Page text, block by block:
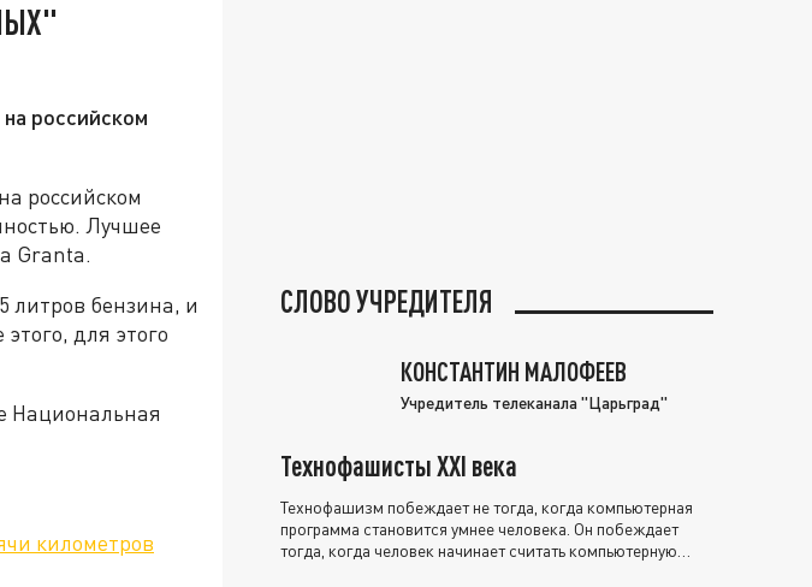
российском
российском
Лучшее
Granta.
литров бензина, и
для этого
Национальная
километров
СЛОВО УЧРЕДИТЕЛЯ
КОНСТАНТИН МАЛОФЕЕВ
Учредитель телеканала "Царьград"
Технофашисты XXI века
Технофашизм побеждает не тогда, когда компьютерная
программа становится умнее человека. Он побеждает
тогда, когда человек начинает считать компьютерную